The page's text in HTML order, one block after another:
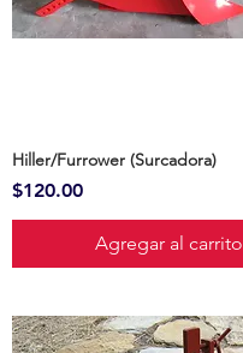
Hiller/Furrower (Surcadora)
Precio
$120.00
Agregar al carrito